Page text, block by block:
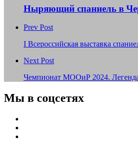
Ныряющий спаниель в
Prev Post
I Всероссийская выставка
Next Post
Чемпионат МООиР 2024.
Мы в соцсетях